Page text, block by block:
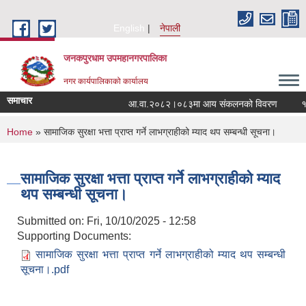
English
नेपाली
जनकपुरधाम उपमहानगरपालिका
नगर कार्यपालिकाको कार्यालय
समाचार आ.वा.२०८२।०८३मा आय संकलनको विवरण
You are here
Home » सामाजिक सुरक्षा भत्ता प्राप्त गर्ने लाभग्राहीको म्याद थप सम्बन्धी सूचना।
सामाजिक सुरक्षा भत्ता प्राप्त गर्ने लाभग्राहीको म्याद
थप सम्बन्धी सूचना।
Submitted on: Fri, 10/10/2025 - 12:58
Supporting Documents:
सामाजिक सुरक्षा भत्ता प्राप्त गर्ने लाभग्राहीको म्याद थप सम्बन्धी
सूचना।.pdf